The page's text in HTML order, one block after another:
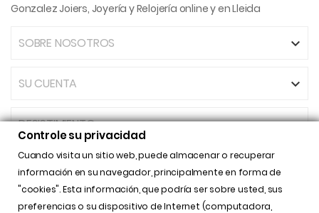
Gonzalez Joiers, Joyería y Relojería online y en Lleida
SOBRE NOSOTROS 
SU CUENTA 
DESISTIMIENTO
INFORMACIÓN DE LA TIENDA
Controle su privacidad
Cuando visita un sitio web, puede almacenar o recuperar
información en su navegador, principalmente en forma de
"cookies". Esta información, que podría ser sobre usted, sus
preferencias o su dispositivo de Internet (computadora,